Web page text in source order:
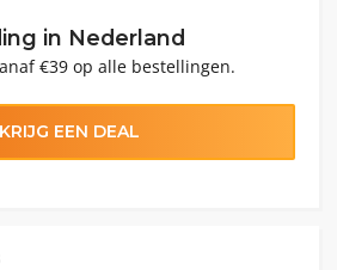
in Nederland
€39 op alle bestellingen.
KRIJG EEN DEAL